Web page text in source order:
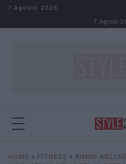
Salta al contenuto
7 Agosto 2026
7 Agosto
Cerca
HOME » FITNESS » RIMINI